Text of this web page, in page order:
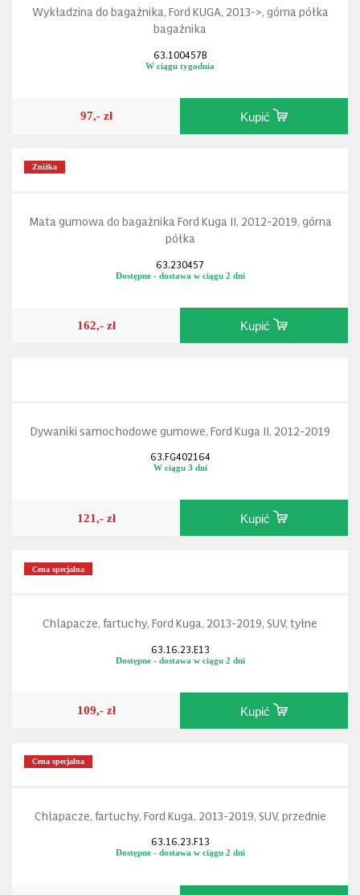
Wykładzina do bagażnika, Ford KUGA, 2013->, górna półka
bagażnika
63.100457B
W ciągu tygodnia
97,- zł Kupić
Zniżka
Mata gumowa do bagażnika Ford Kuga II, 2012-2019, górna
półka
63.230457
Dostępne - dostawa w ciągu 2 dni
162,- zł Kupić
Dywaniki samochodowe gumowe, Ford Kuga II, 2012-2019
63.FG402164
W ciągu 3 dni
121,- zł Kupić
Cena specjalna
Chlapacze, fartuchy, Ford Kuga, 2013-2019, SUV, tyłne
63.16.23.E13
Dostępne - dostawa w ciągu 2 dni
109,- zł Kupić
Cena specjalna
Chlapacze, fartuchy, Ford Kuga, 2013-2019, SUV, przednie
63.16.23.F13
Dostępne - dostawa w ciągu 2 dni